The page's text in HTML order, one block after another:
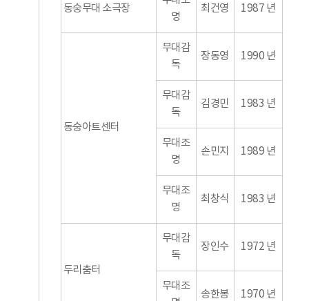
동숭무대 소극장
명
최건영 1987 년
동숭아트센터
무대감
독
장동영 1990 년
무대감
독
김경민 1983 년
무대조
명
손민지 1989 년
무대조
명
최창식 1983 년
두리춤터
무대감
독
장인수 1972 년
무대조
송한봉 1970 년